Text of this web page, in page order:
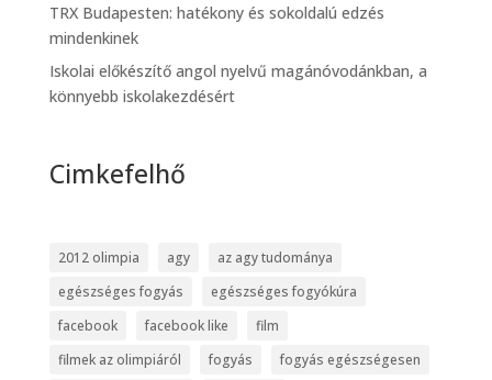
TRX Budapesten: hatékony és sokoldalú edzés
mindenkinek
Iskolai előkészítő angol nyelvű magánóvodánkban, a
könnyebb iskolakezdésért
Cimkefelhő
2012 olimpia agy
az agy tudománya
egészséges fogyás
egészséges fogyókúra
facebook
facebook like
film
filmek az olimpiáról
fogyás
fogyás egészségesen